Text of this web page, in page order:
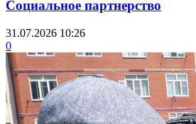
Социальное партнерство
31.07.2026 10:26
0